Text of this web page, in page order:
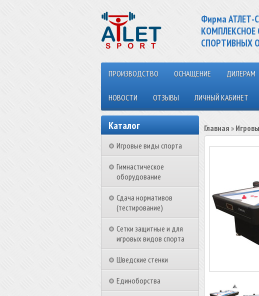
Фирма АТЛЕТ-
КОМПЛЕКСНОЕ
СПОРТИВНЫХ
ПРОИЗВОДСТВО ОСНАЩЕНИЕ ДИЛЕРАМ
НОВОСТИ ОТЗЫВЫ ЛИЧНЫЙ КАБИНЕТ
Каталог
Игровые виды спорта
Гимнастическое
оборудование
Сдача нормативов
(тестирование)
Сетки защитные и для
игровых видов спорта
Шведские стенки
Единоборства
Главная »